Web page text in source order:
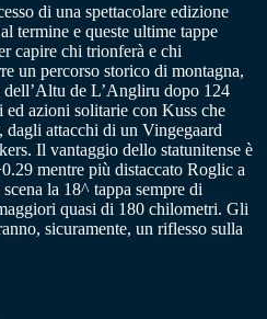
di una spettacolare edizione
termine e queste ultime tappe
capire chi trionferà e chi
un percorso storico di montagna,
de L’Angliru dopo 124
azioni solitarie con Kuss che
attacchi di un Vingegaard
Il vantaggio dello statunitense è
mentre più distaccato Roglic a
la 18^ tappa sempre di
quasi di 180 chilometri. Gli
sicuramente, un riflesso sulla